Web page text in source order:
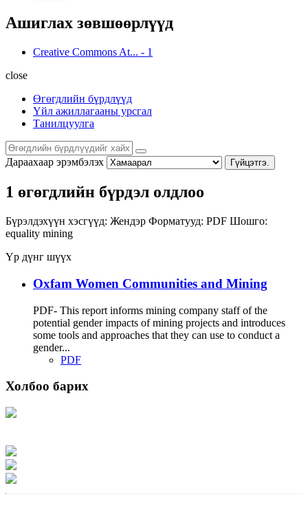
Ашиглах зөвшөөрлүүд
Creative Commons At... - 1
close
Өгөгдлийн бүрдлүүд
Үйл ажиллагааны урсгал
Танилцуулга
Дараахаар эрэмбэлэх Гүйцэтгэ.
1 өгөгдлийн бүрдэл олдлоо
Бүрэлдэхүүн хэсгүүд: Жендэр Форматууд: PDF Шошго:
equality mining
Үр дүнг шүүх
Oxfam Women Communities and Mining
PDF- This report informs mining company staff of the
potential gender impacts of mining projects and introduces
some tools and approaches that they can use to conduct a
gender...
PDF
Холбоо барих